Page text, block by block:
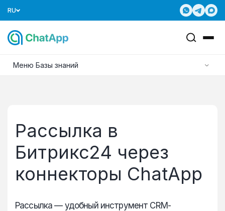
RU
Меню Базы знаний
Рассылка в
Битрикс24 через
коннекторы ChatApp
Рассылка — удобный инструмент CRM-